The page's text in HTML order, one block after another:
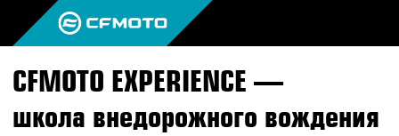
ПРОДУКЦИЯ
МИР CFMOTO
CFMOTO EXPERIENCE —
школа внедорожного вождения